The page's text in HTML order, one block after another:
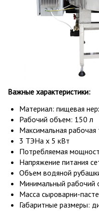
Важные характеристики:
Материал: пищевая
Рабочий объем: 150 л
Максимальная
3 ТЭНа х 5 кВт
Потребляемая
Напряжение питания
Объем водяной
Минимальный рабочий
Масса сыроварни-
Габаритные размеры: